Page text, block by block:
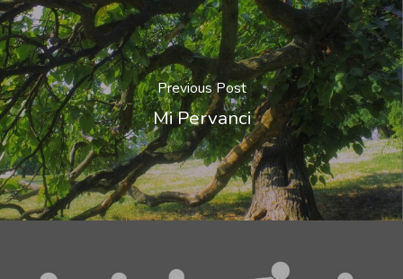
Previous Post
Mi Pervanci